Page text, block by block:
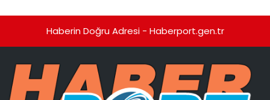
Haberin Doğru Adresi - Haberport.gen.tr